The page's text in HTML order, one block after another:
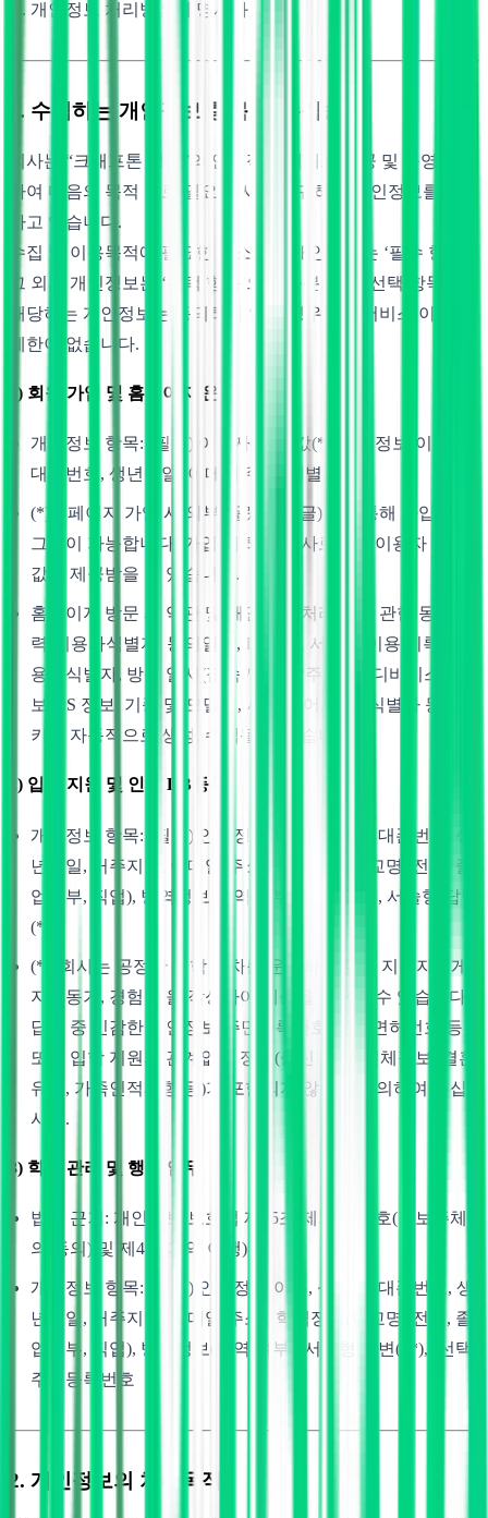
개인정보 처리방침의 명시와 개정
1. 수집하는 개인정보 항목 및 수집방법
회사는 “크래프톤 정글”의 안정적인 서비스 제공 및 운영을 위
하여 다음의 목적 별로 필요한 시점에 귀하의 개인정보를 수집
하고 있습니다.
수집 및 이용목적에 필요한 최소한의 개인정보는 ‘필수 항목’,
그 외의 개인정보는 ‘선택 항목’으로 구분되며, ‘선택 항목’에
해당하는 개인정보는 동의하지 않는 경우에도 서비스 이용에
제한이 없습니다.
1) 회원 가입 및 홈페이지 운영
개인정보 항목: (필수) 이용자 식별 값(*), 인적정보(이름, 휴
대폰번호, 생년월일, 이메일 주소, 성별)
(*)홈페이지 가입 시 외부 플랫폼(구글)만을 통해 가입 및 로
그인이 가능합니다. 가입 시 해당 회사로부터 이용자 식별
값을 제공받을 수 있습니다.
홈페이지 방문 시 약관 및 개인정보 처리 등에 관한 동의 이
력(이용자식별자, 동의일시, IP주소), 서비스 이용 기록(이
용자식별자, 방문 일시(접속기록), IP주소) 및 디바이스 정
보(OS 정보, 기종 및 모델명, 사용 언어, 광고 식별자 등), 쿠
키가 자동적으로 생성, 수집될 수 있습니다.
2) 입학 지원 및 인재 DB등록
개인정보 항목: (필수) 인적정보(이름, 성별, 휴대폰번호, 생
년월일, 거주지역, 이메일 주소), 학력정보(학교명, 전공, 졸
업여부, 직업), 병역정보(병역 여부), 지원 경로, 서술형 답변
(**)
(**)회사는 공정한 입학 절차를 운영하기 위해 지원자에게
지원동기, 경험 등을 작성하여 제출을 요구할 수 있습니다.
답변 중 민감한 개인정보(주민등록번호, 운전면허번호 등)
또는 입학 지원과 관계없는 정보(출신 지역, 신체정보, 결혼
유무, 가족인적사항 등)가 포함되지 않도록 주의하여 주십
시오.
3) 학사 관리 및 행정 업무
법적 근거: 개인정보 보호법 제15조 제1항 제1호(정보주체
의 동의) 및 제4호(계약 이행)
개인정보 항목: (필수) 인적정보(이름, 성별, 휴대폰번호, 생
년월일, 거주지역, 이메일 주소), 학력정보(학교명, 전공, 졸
업여부, 직업), 병역정보(병역 여부), 서술형 답변(**), (선택)
주민등록번호
2. 개인정보의 처리목적